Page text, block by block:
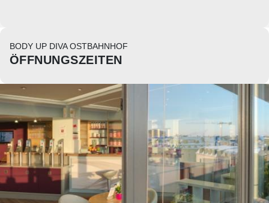
BODY UP DIVA OSTBAHNHOF
ÖFFNUNGSZEITEN